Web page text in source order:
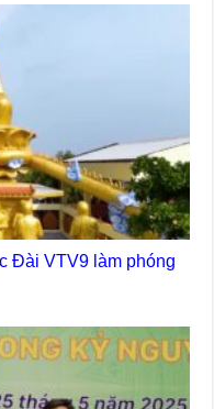
Đài VTV9 làm phóng